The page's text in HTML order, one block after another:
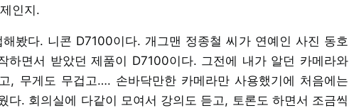
인지.
봤다. 니콘 D7100이다. 개그맨 정종철 씨가 연예인 사진 동호
하면서 받았던 제품이 D7100이다. 그전에 내가 알던 카메라와
, 무게도 무겁고…. 손바닥만한 카메라만 사용했기에 처음에는
다. 회의실에 다같이 모여서 강의도 듣고, 토론도 하면서 조금씩